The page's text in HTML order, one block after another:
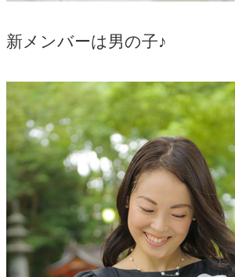
新メンバーは男の子♪